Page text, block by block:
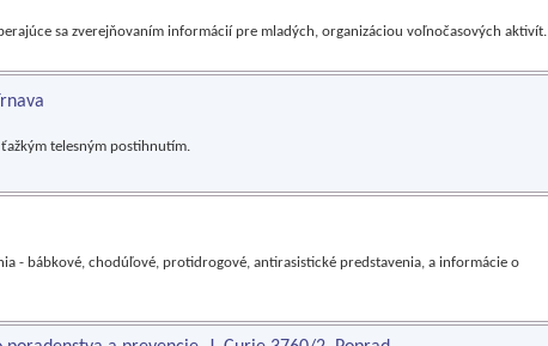
sa zverejňovaním informácií pre mladých, organizáciou voľnočasových aktivít.
telesným postihnutím.
- bábkové, chodúľové, protidrogové, antirasistické predstavenia, a informácie o